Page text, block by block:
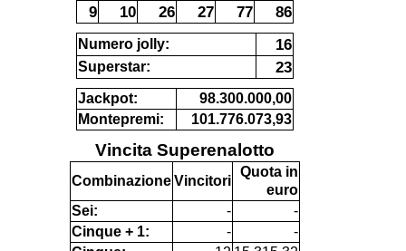
9
10 26 27 77 86
Numero jolly: 16
Superstar: 23
Jackpot:
98.300.000,00
Montepremi:
101.776.073,93
Vincita Superenalotto
CombinazioneVincitori
Quota in
euro
Sei:
-
-
Cinque + 1:
-
-